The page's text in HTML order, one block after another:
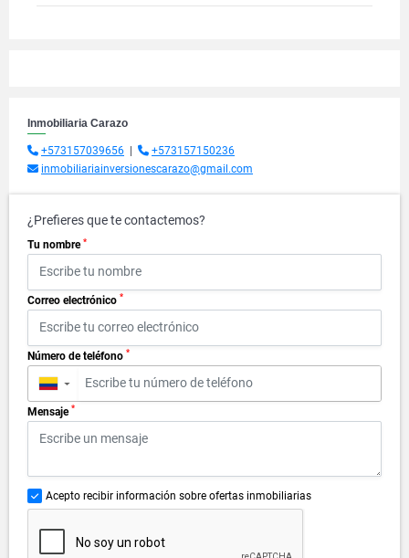
Inmobiliaria Carazo
+573157039656
+573157150236
inmobiliariainversionescarazo@gmail.com
¿Prefieres que te contactemos?
Tu nombre *
Correo electrónico *
Número de teléfono *
▼
Mensaje *
Acepto recibir información sobre ofertas inmobiliarias